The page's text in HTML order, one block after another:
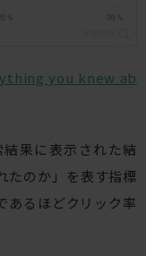
you knew ab
果に表示された結
たのか」を表す指標
あるほどクリック率